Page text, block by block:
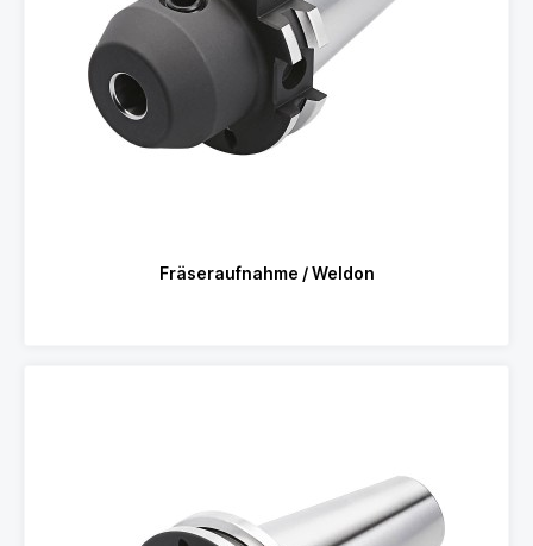
Fräseraufnahme / Weldon